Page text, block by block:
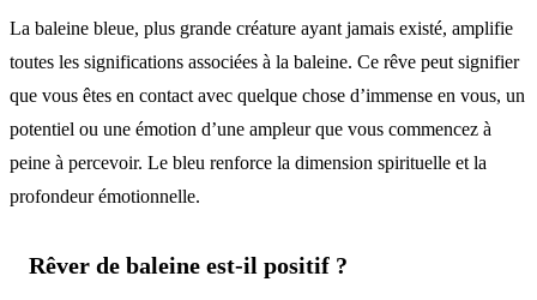
La baleine bleue, plus grande créature ayant jamais existé, amplifie
toutes les significations associées à la baleine. Ce rêve peut signifier
que vous êtes en contact avec quelque chose d’immense en vous, un
potentiel ou une émotion d’une ampleur que vous commencez à
peine à percevoir. Le bleu renforce la dimension spirituelle et la
profondeur émotionnelle.
Rêver de baleine est-il positif ?